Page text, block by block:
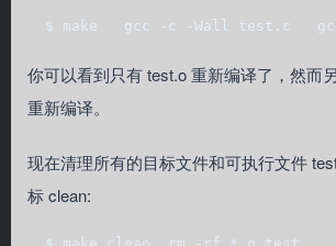
$ make   gcc -c -Wall test.c
你可以看到只有 test.o 重新编译了，然而
重新编译。
现在清理所有的目标文件和可执行文件
标 clean: